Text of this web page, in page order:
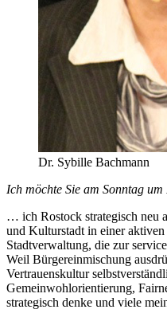
Dr. Sybille Bachmann
Ich möchte Sie am Sonntag
… ich Rostock strategisch neu
und Kulturstadt in einer
Stadtverwaltung, die zur
Weil Bürgereinmischung
Vertrauenskultur
Gemeinwohlorientierung,
strategisch denke und viele